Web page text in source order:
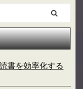
書を効率化する